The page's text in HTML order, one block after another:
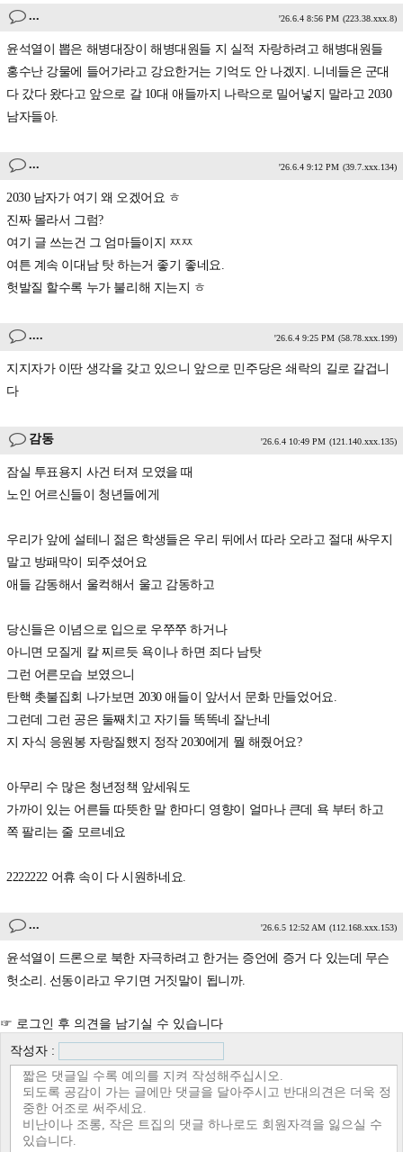
... '26.6.4 8:56 PM (223.38.xxx.8)
윤석열이 뽑은 해병대장이 해병대원들 지 실적 자랑하려고 해병대원들
홍수난 강물에 들어가라고 강요한거는 기억도 안 나겠지. 니네들은 군대
다 갔다 왔다고 앞으로 갈 10대 애들까지 나락으로 밀어넣지 말라고 2030
남자들아.
... '26.6.4 9:12 PM (39.7.xxx.134)
2030 남자가 여기 왜 오겠어요 ㅎ
진짜 몰라서 그럼?
여기 글 쓰는건 그 엄마들이지 ㅉㅉ
여튼 계속 이대남 탓 하는거 좋기 좋네요.
헛발질 할수록 누가 불리해 지는지 ㅎ
.... '26.6.4 9:25 PM (58.78.xxx.199)
지지자가 이딴 생각을 갖고 있으니 앞으로 민주당은 쇄락의 길로 갈겁니
다
감동 '26.6.4 10:49 PM (121.140.xxx.135)
잠실 투표용지 사건 터져 모였을 때
노인 어르신들이 청년들에게
우리가 앞에 설테니 젊은 학생들은 우리 뒤에서 따라 오라고 절대 싸우지
말고 방패막이 되주셨어요
애들 감동해서 울컥해서 울고 감동하고
당신들은 이념으로 입으로 우쭈쭈 하거나
아니면 모질게 칼 찌르듯 욕이나 하면 죄다 남탓
그런 어른모습 보였으니
탄핵 촛불집회 나가보면 2030 애들이 앞서서 문화 만들었어요.
그런데 그런 공은 둘째치고 자기들 똑똑네 잘난네
지 자식 응원봉 자랑질했지 정작 2030에게 뭘 해줬어요?
아무리 수 많은 청년정책 앞세워도
가까이 있는 어른들 따뜻한 말 한마디 영향이 얼마나 큰데 욕 부터 하고
쪽 팔리는 줄 모르네요
2222222 어휴 속이 다 시원하네요.
... '26.6.5 12:52 AM (112.168.xxx.153)
윤석열이 드론으로 북한 자극하려고 한거는 증언에 증거 다 있는데 무슨
헛소리. 선동이라고 우기면 거짓말이 됩니까.
☞ 로그인 후 의견을 남기실 수 있습니다
작성자 :